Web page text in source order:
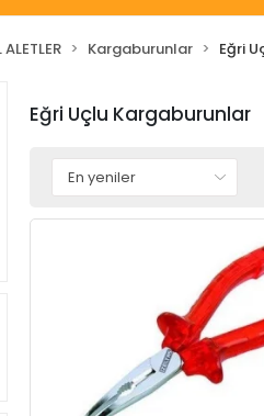
Kargaburunlar Eğri
Eğri Uçlu Kargaburunlar